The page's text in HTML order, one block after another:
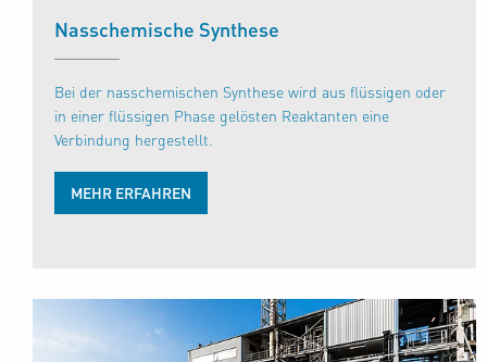
Nasschemische Synthese
Bei der nasschemischen Synthese wird aus flüssigen oder
in einer flüssigen Phase gelösten Reaktanten eine
Verbindung hergestellt.
MEHR ERFAHREN